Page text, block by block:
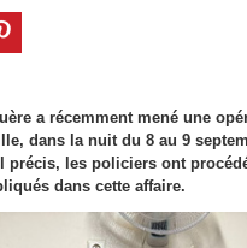
a récemment mené une
dans la nuit du 8 au 9
précis, les policiers ont
dans cette affaire.